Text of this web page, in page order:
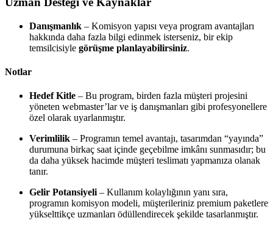
Danışmanlık – Komisyon yapısı veya program avantajları
hakkında daha fazla bilgi edinmek isterseniz, bir ekip
temsilcisiyle görüşme planlayabilirsiniz.
Notlar
Hedef Kitle – Bu program, birden fazla müşteri projesini
yöneten webmaster’lar ve iş danışmanları gibi profesyonellere
özel olarak uyarlanmıştır.
Verimlilik – Programın temel avantajı, tasarımdan “yayında”
durumuna birkaç saat içinde geçebilme imkânı sunmasıdır; bu
da daha yüksek hacimde müşteri teslimatı yapmanıza olanak
tanır.
Gelir Potansiyeli– Kullanım kolaylığının yanı sıra,
programın komisyon modeli, müşterileriniz premium paketlere
yükselttikçe uzmanları ödüllendirecek şekilde tasarlanmıştır.